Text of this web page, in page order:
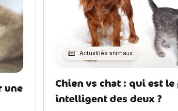
une
Actualités animaux
Chien vs chat : qui est le
intelligent des deux ?